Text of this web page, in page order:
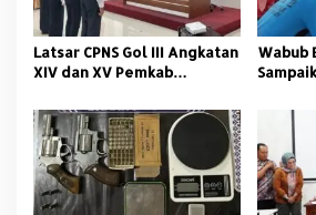
Latsar CPNS Gol III Angkatan
XIV dan XV Pemkab
Wabub
Nasional